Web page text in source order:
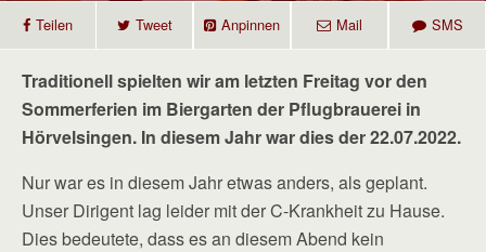
Teilen Tweet Anpinnen Mail SMS
Traditionell spielten wir am letzten Freitag vor den
Sommerferien im Biergarten der Pflugbrauerei in
Hörvelsingen. In diesem Jahr war dies der 22.07.2022.
Nur war es in diesem Jahr etwas anders, als geplant.
Unser Dirigent lag leider mit der C-Krankheit zu Hause.
Dies bedeutete, dass es an diesem Abend kein